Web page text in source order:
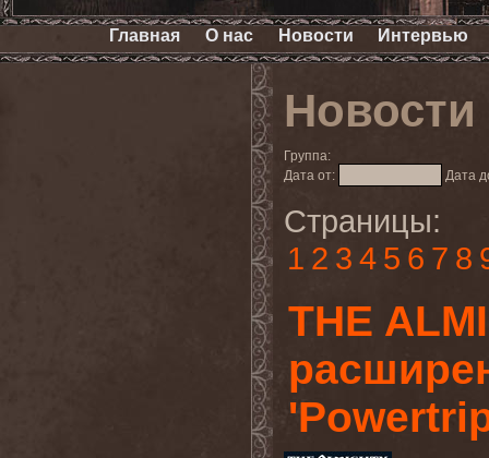
Главная О нас Новости Интервью
Новости
Группа:
Дата от:
Дата
Страницы:
1 2 3 4 5 6 7 8
THE